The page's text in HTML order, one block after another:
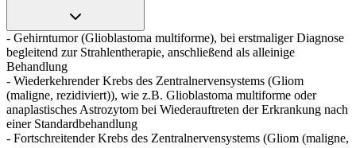
- Gehirntumor (Glioblastoma multiforme), bei erstmaliger Diagnose
begleitend zur Strahlentherapie, anschließend als alleinige
Behandlung
- Wiederkehrender Krebs des Zentralnervensystems (Gliom
(maligne, rezidiviert)), wie z.B. Glioblastoma multiforme oder
anaplastisches Astrozytom bei Wiederauftreten der Erkrankung nach
einer Standardbehandlung
- Fortschreitender Krebs des Zentralnervensystems (Gliom (maligne,